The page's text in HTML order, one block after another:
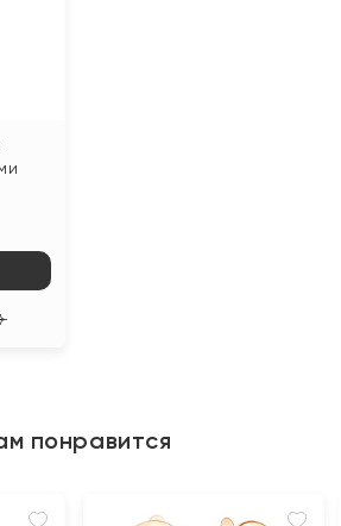
понравится